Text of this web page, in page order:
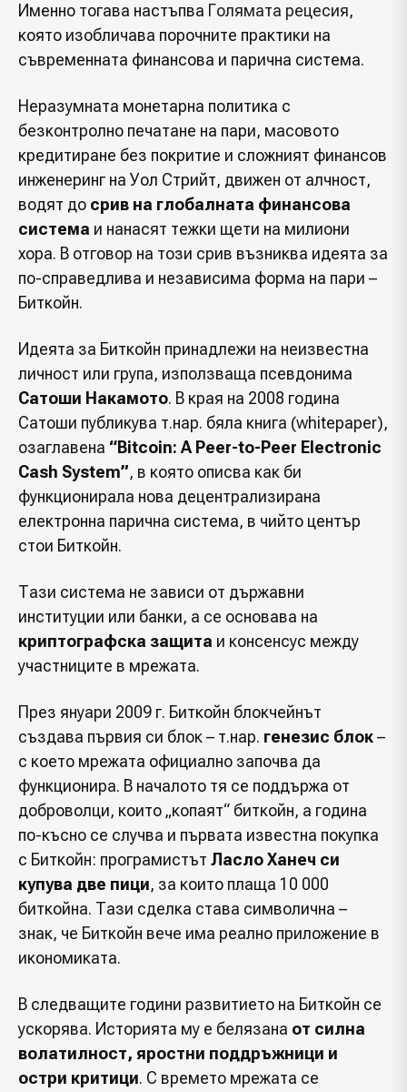
Именно тогава настъпва Голямата рецесия,
която изобличава порочните практики на
съвременната финансова и парична система.
Неразумната монетарна политика с
безконтролно печатане на пари, масовото
кредитиране без покритие и сложният финансов
инженеринг на Уол Стрийт, движен от алчност,
водят до срив на глобалната финансова
система и нанасят тежки щети на милиони
хора. В отговор на този срив възниква идеята за
по-справедлива и независима форма на пари –
Биткойн.
Идеята за Биткойн принадлежи на неизвестна
личност или група, използваща псевдонима
Сатоши Накамото. В края на 2008 година
Сатоши публикува т.нар. бяла книга (whitepaper),
озаглавена “Bitcoin: A Peer-to-Peer Electronic
Cash System”, в която описва как би
функционирала нова децентрализирана
електронна парична система, в чийто център
стои Биткойн.
Тази система не зависи от държавни
институции или банки, а се основава на
криптографска защита и консенсус между
участниците в мрежата.
През януари 2009 г. Биткойн блокчейнът
създава първия си блок – т.нар. генезис блок–
с което мрежата официално започва да
функционира. В началото тя се поддържа от
доброволци, които „копаят“ биткойн, а година
по-късно се случва и първата известна покупка
с Биткойн: програмистът Ласло Ханеч си
купува две пици, за които плаща 10 000
биткойна. Тази сделка става символична –
знак, че Биткойн вече има реално приложение в
икономиката.
В следващите години развитието на Биткойн се
ускорява. Историята му е белязана от силна
волатилност, яростни поддръжници и
остри критици. С времето мрежата се